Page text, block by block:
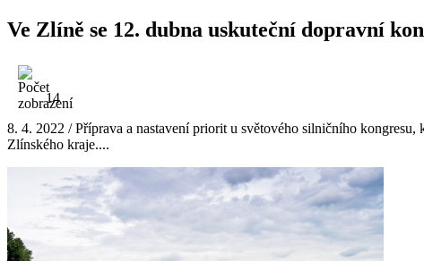
Ve Zlíně se 12. dubna uskuteční dopravní
14
8. 4. 2022 / Příprava a nastavení priorit u světového silničního
Zlínského kraje....